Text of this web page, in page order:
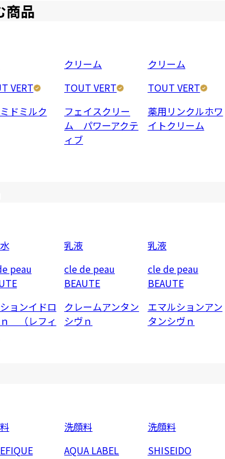
商品
VERT
ドミルク
クリーム
TOUT VERT
フェイスクリー
ム パワーアクテ
ィブ
クリーム
TOUT VERT
薬用リンクルホワ
イトクリーム
peau
ョンイドロ
（レフィ
乳液
cle de peau
BEAUTE
クレームアンタン
シヴｎ
乳液
cle de peau
BEAUTE
エマルションアン
タンシヴｎ
洗顔料
AQUA LABEL
洗顔料
SHISEIDO